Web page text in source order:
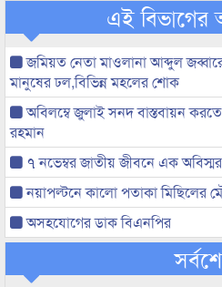
এই
জমিয়ত নেতা মাওলানা আব্দুল
মানুষের ঢল,বিভিন্ন মহলের শোক
অবিলম্বে জুলাই সনদ বাস্তবায়ন
রহমান
৭ নভেম্বর জাতীয় জীবনে এক
নয়াপল্টনে কালো পতাকা মিছিলের
অসহযোগের ডাক বিএনপির